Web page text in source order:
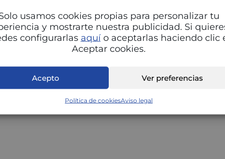
usamos cookies propias para personalizar tu
y mostrarte nuestra publicidad. Si
configurarlas aquío aceptarlas haciendo clic
Aceptar cookies.
Acepto Ver preferencias
Política de cookiesAviso legal